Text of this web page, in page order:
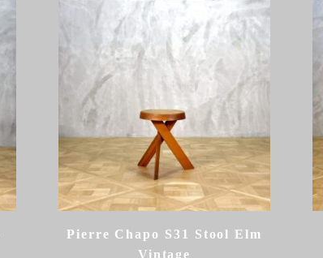
Pierre Chapo S31 Stool Elm
Vintage